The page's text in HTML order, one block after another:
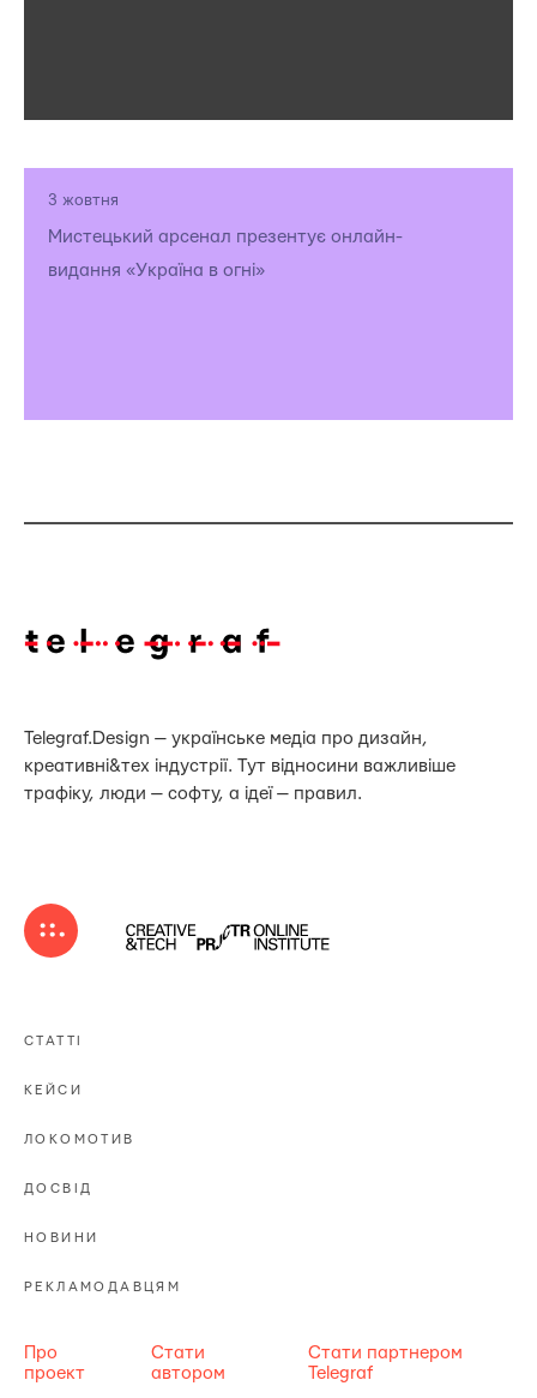
3 жовтня
Мистецький арсенал презентує онлайн-
видання «Україна в огні»
Telegraf.Design — українське медіа про дизайн,
креативні&тех індустрії. Тут відносини важливіше
трафіку, люди — софту, а ідеї — правил.
СТАТТІ
КЕЙСИ
ЛОКОМОТИВ
ДОСВІД
НОВИНИ
РЕКЛАМОДАВЦЯМ
Про
проект
Стати
автором
Стати партнером
Telegraf